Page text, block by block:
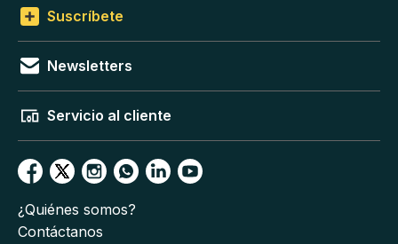
Suscríbete
Newsletters
Servicio al cliente
¿Quiénes somos?
Contáctanos